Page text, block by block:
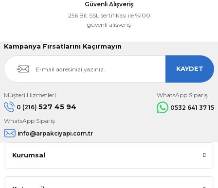
Güvenli Alışveriş
256 Bit SSL sertifikası ile %100
güvenli alışveriş
Kampanya Fırsatlarını Kaçırmayın
KAYDET
Müşteri Hizmetleri
0 (216) 527 45 94
WhatsApp Sipariş
0532 641 37 15
WhatsApp Sipariş
info@arpakciyapi.com.tr
Kurumsal